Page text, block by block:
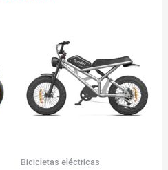
Bicicletas eléctricas